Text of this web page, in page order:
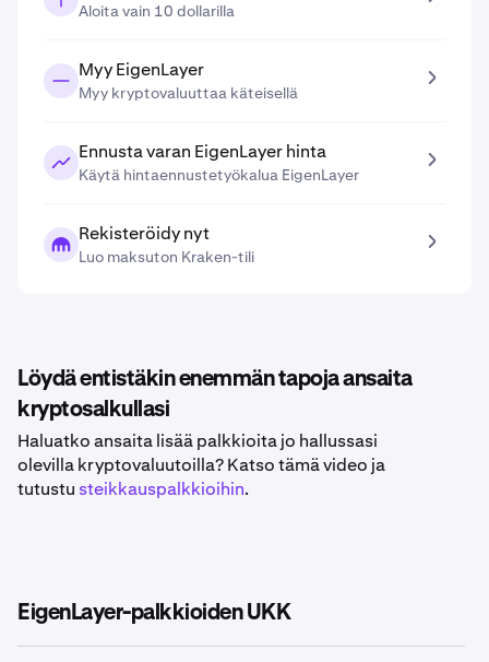
Aloita vain 10 dollarilla
Myy EigenLayer
Myy kryptovaluuttaa käteisellä
Ennusta varan EigenLayer hinta
Käytä hintaennustetyökalua EigenLayer
Rekisteröidy nyt
Luo maksuton Kraken-tili
Löydä entistäkin enemmän tapoja ansaita
kryptosalkullasi
Haluatko ansaita lisää palkkioita jo hallussasi
olevilla kryptovaluutoilla? Katso tämä video ja
tutustu steikkauspalkkioihin.
EigenLayer-palkkioiden UKK